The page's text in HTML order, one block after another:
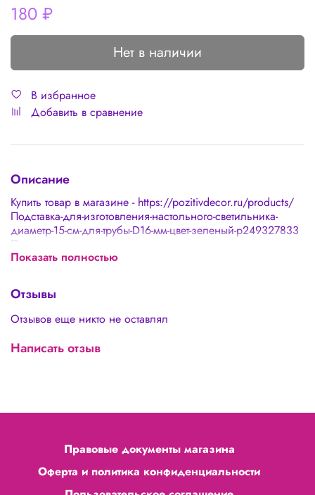
180 ₽
Нет в наличии
В избранное
Добавить в сравнение
Описание
Купить товар в магазине - https://pozitivdecor.ru/products/
Подставка-для-изготовления-настольного-светильника-
диаметр-15-см-для-трубы-D16-мм-цвет-зеленый-p249327833
Подставка для изготовления настольного светильника,
диаметр 15 см , для трубы D16 мм , цвет - зеленый
Показать полностью
Отзывы
Отзывов еще никто не оставлял
Написать отзыв
Правовые документы магазина
Оферта и политика конфиденциальности